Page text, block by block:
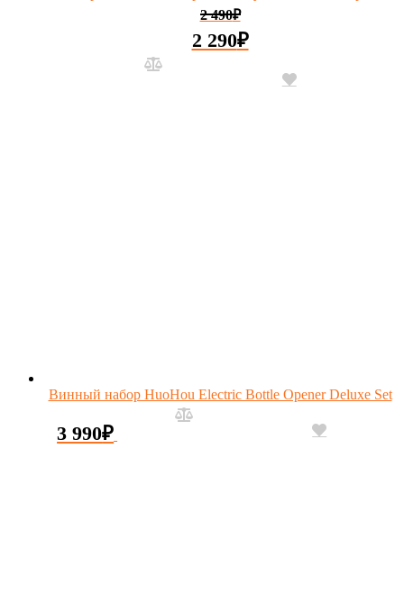
2 490₽
2 290₽
Винный набор HuoHou Electric Bottle Opener Deluxe Set
3 990₽